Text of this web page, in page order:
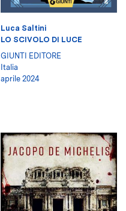
Luca Saltini
LO SCIVOLO DI LUCE
GIUNTI EDITORE
Italia
aprile 2024